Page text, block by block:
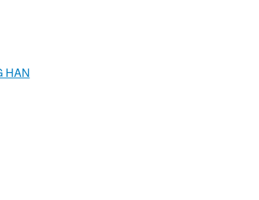
HAN